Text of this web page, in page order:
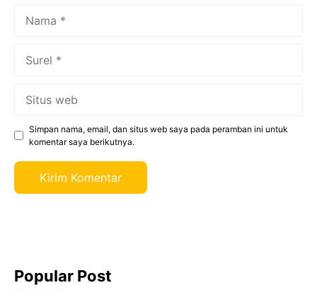
Simpan nama, email, dan situs web saya pada peramban ini untuk
komentar saya berikutnya.
Popular Post